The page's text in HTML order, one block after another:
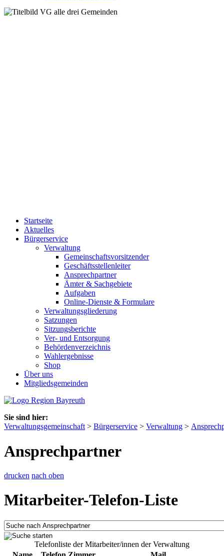
Startseite
Aktuelles
Bürgerservice
Verwaltung
Gemeinschaftsvorsitzender
Geschäftsstellenleiter
Ansprechpartner
Ämter & Sachgebiete
Aufgaben
Online-Dienste & Formulare
Verwaltungsgliederung
Satzungen
Sitzungsberichte
Ver- und Entsorgung
Behördenverzeichnis
Wahlergebnisse
Shop
Über uns
Mitgliedsgemeinden
Sie sind hier:
Verwaltungsgemeinschaft > Bürgerservice > Verwaltung >
Ansprechpartner
drucken nach oben
Mitarbeiter-Telefon-Liste
Telefonliste der Mitarbeiter/innen der Verwaltung